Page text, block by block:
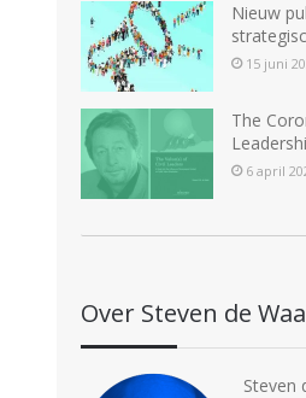
Nieuw
15 juni
The
6 april
Over Steven de
Steven